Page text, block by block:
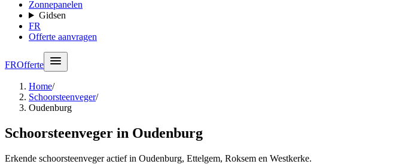
Zonnepanelen
Gidsen
FR
Offerte aanvragen
FROfferte
Home/
Schoorsteenveger/
Oudenburg
Schoorsteenveger in Oudenburg
Erkende schoorsteenveger actief in Oudenburg, Ettelgem, Roksem en Westkerke.